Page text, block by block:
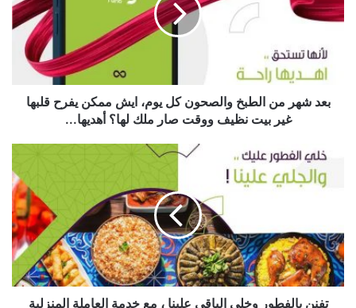
بعد شهر من الطبخ والصحون كل يوم، ايش ممكن يفرح قلبها
غير بيت نظيف ووقت صار ملك لها؟ أهديها...
تفنن بالفطور وخلي الباقي علينا ، مع خدمة العاملة المنزلية